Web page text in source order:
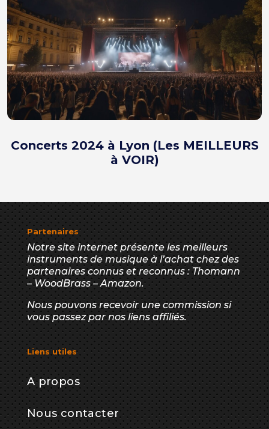
Concerts 2024 à Lyon (Les MEILLEURS
à VOIR)
Partenaires
Notre site internet présente les meilleurs
instruments de musique à l’achat chez des
partenaires connus et reconnus : Thomann
– WoodBrass – Amazon.
Nous pouvons recevoir une commission si
vous passez par nos liens affiliés.
Liens utiles
A propos
Nous contacter